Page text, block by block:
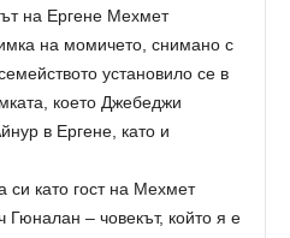
на Ергене Мехмет
на момичето, снимано с
установило се в
което Джебеджи
в Ергене, като и
си като гост на Мехмет
– човекът, който я е